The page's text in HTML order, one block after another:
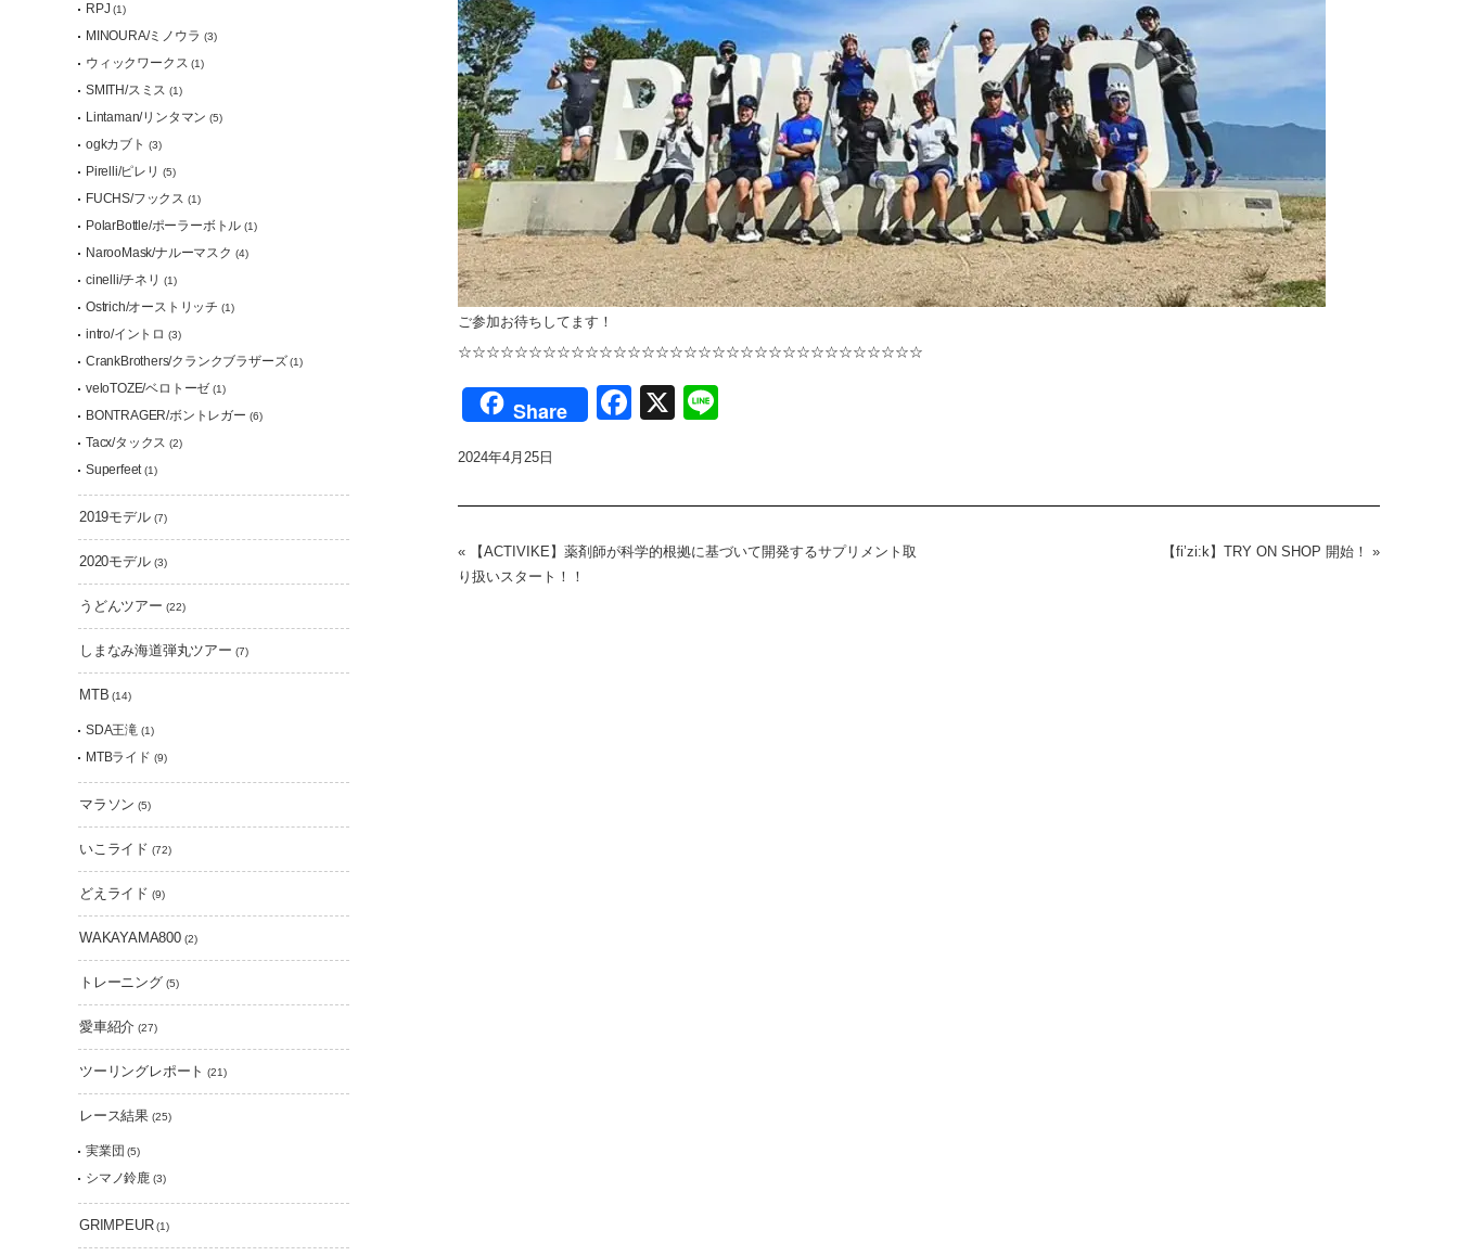
ご参加お待ちしてます！
☆☆☆☆☆☆☆☆☆☆☆☆☆☆☆☆☆☆☆☆☆☆☆☆☆☆☆☆☆☆☆☆☆
Share Facebook
X
2024年4月25日
«
【ACTIVIKE】薬剤師が科学的根拠に基づいて開発するサプリメント取
り扱いスタート！！
【fi’zi:k】TRY ON SHOP 開始！ »
RPJ (1)
MINOURA/ミノウラ (3)
ウィックワークス (1)
SMITH/スミス (1)
Lintaman/リンタマン (5)
ogkカブト (3)
Pirelli/ピレリ (5)
FUCHS/フックス (1)
PolarBottle/ポーラーボトル (1)
NarooMask/ナルーマスク (4)
cinelli/チネリ (1)
Ostrich/オーストリッチ (1)
intro/イントロ (3)
CrankBrothers/クランクブラザーズ (1)
veloTOZE/ベロトーゼ (1)
BONTRAGER/ボントレガー (6)
Tacx/タックス (2)
Superfeet (1)
2019モデル(7)
2020モデル(3)
うどんツアー (22)
しまなみ海道弾丸ツアー (7)
MTB (14)
SDA王滝 (1)
MTBライド (9)
マラソン (5)
いこライド (72)
どえライド (9)
WAKAYAMA800(2)
トレーニング (5)
愛車紹介 (27)
ツーリングレポート (21)
レース結果 (25)
実業団 (5)
シマノ鈴鹿 (3)
GRIMPEUR(1)